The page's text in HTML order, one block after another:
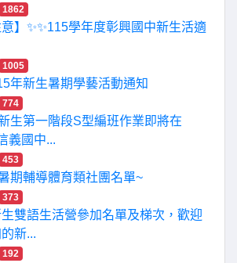
1862
意】✨✨115學年度彰興國中新生活適
1005
年新生暑期學藝活動通知
774
生第一階段S型編班作業即將在
義國中...
453
期輔導體育類社團名單~
373
雙語生活營參加名單及梯次，歡迎
新...
192